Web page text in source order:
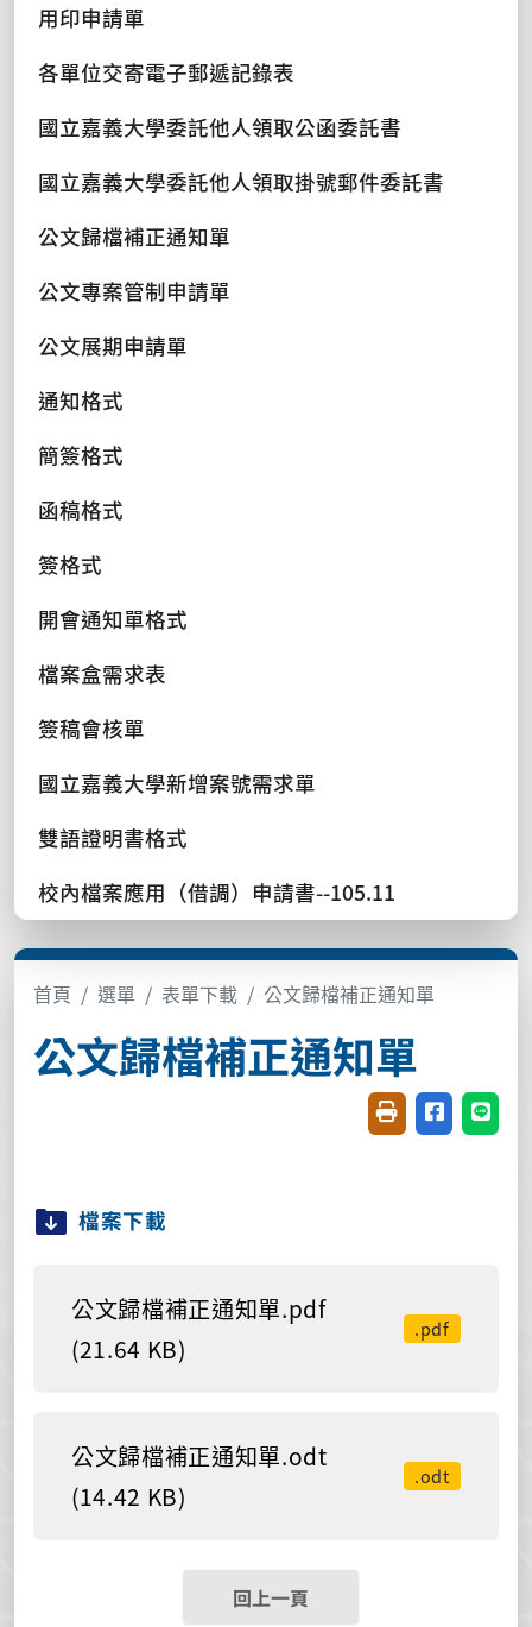
用印申請單
各單位交寄電子郵遞記錄表
國立嘉義大學委託他人領取公函委託書
國立嘉義大學委託他人領取掛號郵件委託書
公文歸檔補正通知單
公文專案管制申請單
公文展期申請單
通知格式
簡簽格式
函稿格式
簽格式
開會通知單格式
檔案盒需求表
簽稿會核單
國立嘉義大學新增案號需求單
雙語證明書格式
校內檔案應用（借調）申請書--105.11
首頁 選單 表單下載 公文歸檔補正通知單
公文歸檔補正通知單
友善列印(開新視
分享至臉書
分享
檔案下載
公文歸檔補正通知單.pdf
(21.64 KB)
.pdf
公文歸檔補正通知單.odt
(14.42 KB)
.odt
回上一頁